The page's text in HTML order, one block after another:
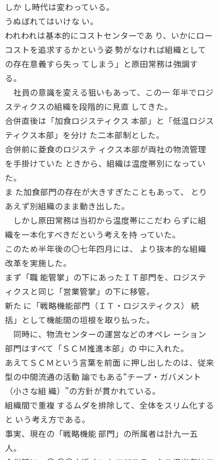
しか し時代は変わっている。
うぬぼれてはいけな い。
われわれは基本的にコストセンターであ り、いかにロー
コストを追求するかという姿 勢がなければ組織として
の存在意義すら失っ てしまう」と原田常務は強調す
る。
社員の意識を変える狙いもあって、この一 年半でロジ
スティクスの組織を段階的に見直 してきた。
合併直後は「加食ロジスティクス 本部」と「低温ロジス
ティクス本部」を分け た二本部制とした。
合併前に菱食のロジステ ィクス本部が両社の物流管理
を手掛けていた ときから、組織は温度帯別になってい
た。
ま た加食部門の存在が大きすぎたこともあって、 とり
あえず別組織のまま動き出した。
しかし原田常務は当初から温度帯にこだわ らずに組
織を一本化すべきだという考えを持 っていた。
このため半年後の〇七年四月には、 より抜本的な組織
改革を実施した。
まず「職 能管掌」の下にあったＩＴ部門を、ロジステ
ィクスと同じ「営業管掌」の下に移管。
新た に「戦略機能部門（ＩＴ・ロジスティクス） 統
括」として機能間の垣根を取り払った。
同時に、物流センターの運営などのオペレ ーション
部門はすべて「ＳＣＭ推進本部」の 中に入れた。
あえてＳＣＭという言葉を前面 に押し出したのは、従来
型の中間流通の活動 論でもある“チープ・ガバメント
（小さな組 織）”の方針が貫かれている。
組織間で重複 するムダを排除して、全体をスリム化する
と いう考え方である。
事実、現在の「戦略機能 部門」の所属者は計九一五
人。